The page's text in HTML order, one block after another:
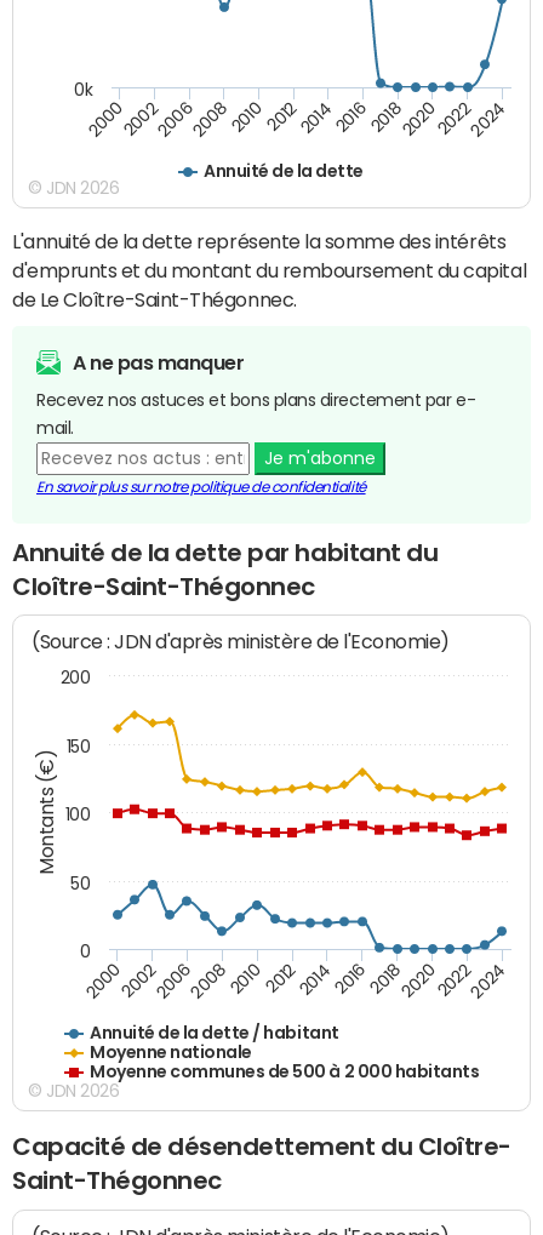
Annuité de la dette
200020022006200820102012201420162018202020222024
0k
© JDN 2026
L'annuité de la dette représente la somme des intérêts
d'emprunts et du montant du remboursement du capital
de Le Cloître-Saint-Thégonnec.
A ne pas manquer
Recevez nos astuces et bons plans directement par e-
mail.
Je m'abonne
En savoir plus sur notre politique de confidentialité
Annuité de la dette par habitant du
Cloître-Saint-Thégonnec
Montants (€)
(Source : JDN d'après ministère de l'Economie)
Annuité de la dette / habitant
Moyenne nationale
Moyenne communes de 500 à 2 000 habitants
200020022006200820102012201420162018202020222024
0
50
100
150
200
© JDN 2026
Capacité de désendettement du Cloître-
Saint-Thégonnec